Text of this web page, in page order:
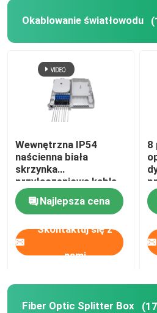
Okablowanie światłowodu
Fiber Optic Splitter Box
Rozdzielacz światłowodowy
Łącznik światłowodowy
Przewód światłowodowy
Okablowanie światłowodu
Wewnętrzna IP54
naścienna biała
skrzynka
przyłączeniowa kabla
światłowodowego
FTTH Mini Compact 8-
żyłowy adapter SC
Najlepsza cena
Skontaktuj się z
nami
8
Fiber Optic Splitter Box